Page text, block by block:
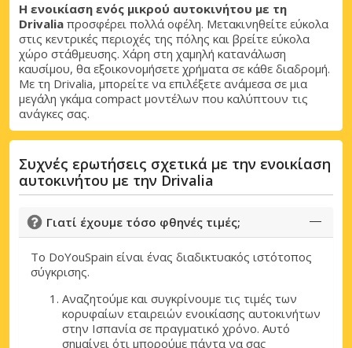
Η ενοικίαση ενός μικρού αυτοκινήτου με τη
Drivalia προσφέρει πολλά οφέλη. Μετακινηθείτε εύκολα
στις κεντρικές περιοχές της πόλης και βρείτε εύκολα
χώρο στάθμευσης. Χάρη στη χαμηλή κατανάλωση
καυσίμου, θα εξοικονομήσετε χρήματα σε κάθε διαδρομή.
Με τη Drivalia, μπορείτε να επιλέξετε ανάμεσα σε μια
μεγάλη γκάμα compact μοντέλων που καλύπτουν τις
ανάγκες σας.
Συχνές ερωτήσεις σχετικά με την ενοικίαση
αυτοκινήτου με την Drivalia
Γιατί έχουμε τόσο φθηνές τιμές;
Το DoYouSpain είναι ένας διαδικτυακός ιστότοπος
σύγκρισης.
Αναζητούμε και συγκρίνουμε τις τιμές των
κορυφαίων εταιρειών ενοικίασης αυτοκινήτων
στην Ισπανία σε πραγματικό χρόνο. Αυτό
σημαίνει ότι μπορούμε πάντα να σας